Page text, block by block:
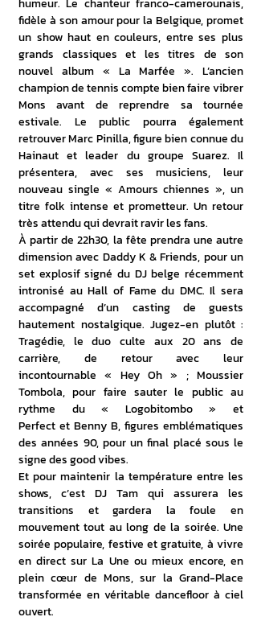
humeur. Le chanteur franco-camerounais,
fidèle à son amour pour la Belgique, promet
un show haut en couleurs, entre ses plus
grands classiques et les titres de son
nouvel album « La Marfée ». L’ancien
champion de tennis compte bien faire vibrer
Mons avant de reprendre sa tournée
estivale. Le public pourra également
retrouver Marc Pinilla, figure bien connue du
Hainaut et leader du groupe Suarez. Il
présentera, avec ses musiciens, leur
nouveau single « Amours chiennes », un
titre folk intense et prometteur. Un retour
très attendu qui devrait ravir les fans.
À partir de 22h30, la fête prendra une autre
dimension avec Daddy K & Friends, pour un
set explosif signé du DJ belge récemment
intronisé au Hall of Fame du DMC. Il sera
accompagné d’un casting de guests
hautement nostalgique. Jugez-en plutôt :
Tragédie, le duo culte aux 20 ans de
carrière, de retour avec leur
incontournable « Hey Oh » ; Moussier
Tombola, pour faire sauter le public au
rythme du « Logobitombo » et
Perfect et Benny B, figures emblématiques
des années 90, pour un final placé sous le
signe des good vibes.
Et pour maintenir la température entre les
shows, c’est DJ Tam qui assurera les
transitions et gardera la foule en
mouvement tout au long de la soirée. Une
soirée populaire, festive et gratuite, à vivre
en direct sur La Une ou mieux encore, en
plein cœur de Mons, sur la Grand-Place
transformée en véritable dancefloor à ciel
ouvert.